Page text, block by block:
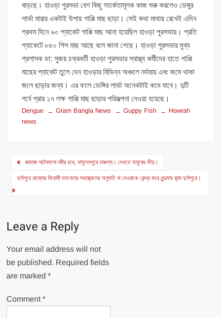
বাড়ছে। হাওড়া পুরসভা বেশ কিছু সতর্কতামূলক কাজ শুরু করলেও ডেঙ্গুর
লার্ভা মারার একটাই উপায় গাপ্পি মাছ ছাড়া। সেই কথা মাথায় রেখেই এদিন
প্রথম দিনে ৬০ প্যাকেট গাপ্পি মাছ আনা হয়েছিল হাওড়া পুরসভায়। প্রতি
প্যাকেটে ৮৫০ পিস মাছ আছে বলে জানা গেছে। হাওড়া পুরসভার মুখ্য
প্রশাসক ডা: সুজয় চক্রবর্তী হাওড়া পুরসভার স্বাস্থ্য কর্মীদের হাতে গাপ্পি
মাছের প্যাকেট তুলে দেন হাওড়ার বিভিন্ন অঞ্চলে নর্দমায় এবং জমে থাকা
জলে ছাড়ার জন্য। এর ফলে ডেঙ্গির লার্ভা অনেকটাই কমে যাবে। দুটি
পর্বে প্রায় ১৭ লক্ষ গাপ্পি মাছ ছাড়ার পরিকল্পনা নেওয়া হয়েছে।
Dengue Gram Bangla News Guppy Fish
Howrah
news
Post
navigation
জাহাজ আটকালো নদীর চরে, বাসুদেবপুরে চাঞ্চল্য। দেখতে মানুষের ভীড়।
দুর্গাপুরে রাজ্যের বিরোধী দলনেতার সভাস্থ্যলের অনুমতি না দেওয়াকে কেন্দ্র করে ধুন্দুমার কান্ড দুর্গাপুরে।
Leave a Reply
Your email address will not
be published. Required fields
are marked*
Comment*